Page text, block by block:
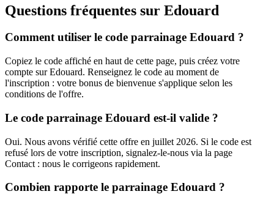
Questions fréquentes sur Edouard
Comment utiliser le code parrainage Edouard ?
Copiez le code affiché en haut de cette page, puis créez votre
compte sur Edouard. Renseignez le code au moment de
l'inscription : votre bonus de bienvenue s'applique selon les
conditions de l'offre.
Le code parrainage Edouard est-il valide ?
Oui. Nous avons vérifié cette offre en juillet 2026. Si le code est
refusé lors de votre inscription, signalez-le-nous via la page
Contact : nous le corrigeons rapidement.
Combien rapporte le parrainage Edouard ?